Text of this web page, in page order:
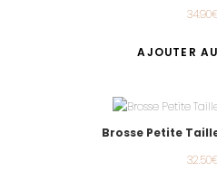
34.90
AJOUTER
Brosse Petite
32.50